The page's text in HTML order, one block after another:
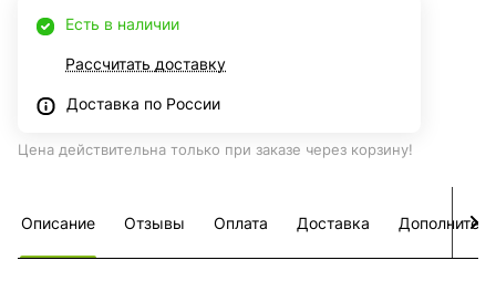
Есть в наличии
Рассчитать доставку
Доставка по России
Цена действительна только при заказе через корзину!
Описание Отзывы Оплата Доставка